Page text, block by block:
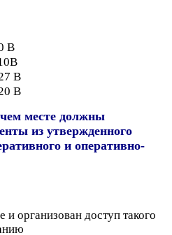
В
В
В
месте должны
из утвержденного
и оперативно-
организован доступ такого